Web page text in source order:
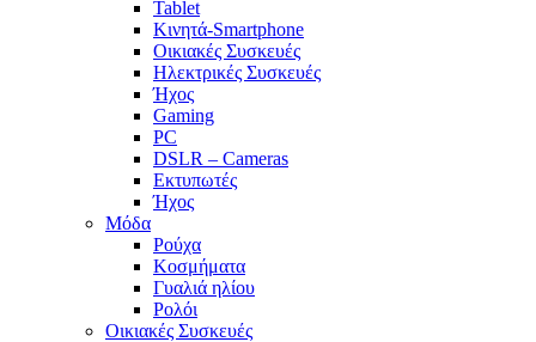
Tablet
Κινητά-Smartphone
Οικιακές Συσκευές
Hλεκτρικές Συσκευές
Ήχος
Gaming
PC
DSLR – Cameras
Εκτυπωτές
Ήχος
Μόδα
Ρούχα
Κοσμήματα
Γυαλιά ηλίου
Ρολόι
Οικιακές Συσκευές